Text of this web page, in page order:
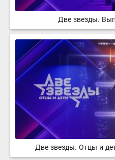
Две звезды.
Две звезды. Отцы и